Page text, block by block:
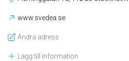
www.svedea.se
Ändra adress
Lägg till information